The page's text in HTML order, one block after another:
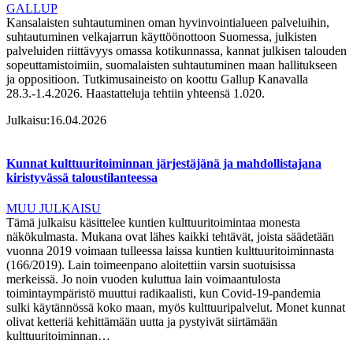
GALLUP
Kansalaisten suhtautuminen oman hyvinvointialueen palveluihin,
suhtautuminen velkajarrun käyttöönottoon Suomessa, julkisten
palveluiden riittävyys omassa kotikunnassa, kannat julkisen talouden
sopeuttamistoimiin, suomalaisten suhtautuminen maan hallitukseen
ja oppositioon. Tutkimusaineisto on koottu Gallup Kanavalla
28.3.-1.4.2026. Haastatteluja tehtiin yhteensä 1.020.
Julkaisu:16.04.2026
Kunnat kulttuuritoiminnan järjestäjänä ja mahdollistajana
kiristyvässä taloustilanteessa
MUU JULKAISU
Tämä julkaisu käsittelee kuntien kulttuuritoimintaa monesta
näkökulmasta. Mukana ovat lähes kaikki tehtävät, joista säädetään
vuonna 2019 voimaan tulleessa laissa kuntien kulttuuritoiminnasta
(166/2019). Lain toimeenpano aloitettiin varsin suotuisissa
merkeissä. Jo noin vuoden kuluttua lain voimaantulosta
toimintaympäristö muuttui radikaalisti, kun Covid-19-pandemia
sulki käytännössä koko maan, myös kulttuuripalvelut. Monet kunnat
olivat ketteriä kehittämään uutta ja pystyivät siirtämään
kulttuuritoiminnan…